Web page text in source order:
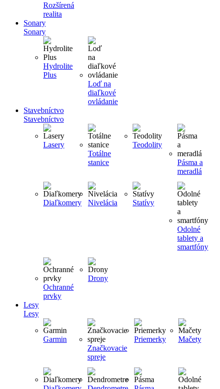
Rozšírená
realita
Sonary
Sonary
Hydrolite
Plus
Loď na
diaľkové
ovládanie
Stavebníctvo
Stavebníctvo
Lasery
Totálne
stanice
Teodolity
Pásma a
meradlá
Diaľkomery Nivelácia Statívy
Odolné
tablety a
smartfóny
Ochranné
prvky
Drony
Lesy
Lesy
Garmin
Značkovacie
spreje
Priemerky Mačety